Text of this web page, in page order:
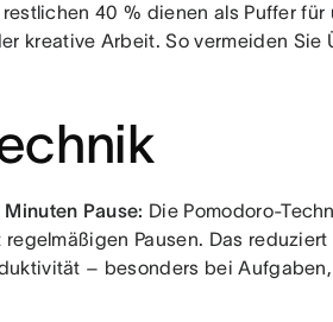
40 % dienen als Puffer für
kreative Arbeit. So vermeiden Sie
Pause: Die Pomodoro-
Pausen. Das reduziert
– besonders bei